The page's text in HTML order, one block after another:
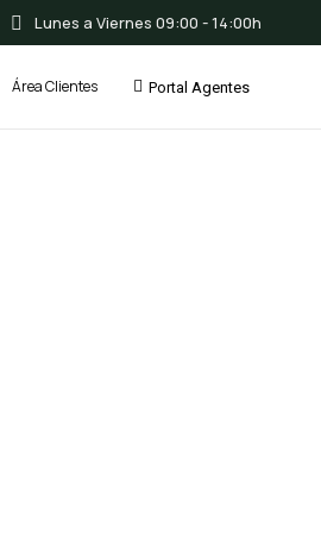
Lunes a Viernes 09:00 - 14:00h
Área Clientes Portal Agentes